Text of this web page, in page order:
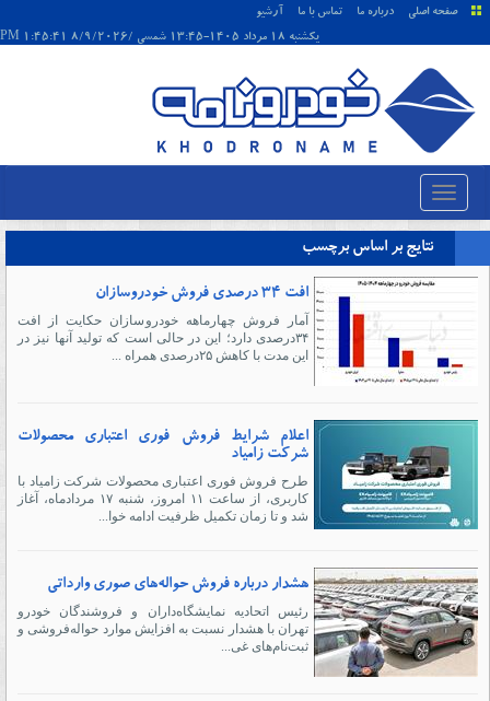
صفحه اصلی درباره ما تماس با ما
آرشیو
يکشنبه 18 مرداد 1405-13:45 شمسی /8/9/2026 1:45:41 PM
نتایج بر اساس برچسب
افت ۳۴ درصدی فروش خودروسازان
آمار فروش چهارماهه خودروسازان حکایت از افت
۳۴درصدی دارد؛ این در حالی ‌است که تولید آنها نیز در
این مدت با کاهش ۲۵درصدی همراه ...
اعلام شرایط فروش فوری اعتباری محصولات
شرکت زامیاد
طرح فروش فوری اعتباری محصولات شرکت زامیاد با
کاربری، از ساعت ۱۱ امروز، شنبه ۱۷ مردادماه، آغاز
شد و تا زمان تکمیل ظرفیت ادامه خوا...
هشدار درباره فروش حواله‌های صوری وارداتی
رئیس اتحادیه نمایشگاه‌داران و فروشندگان خودرو
تهران با هشدار نسبت به افزایش موارد حواله‌فروشی و
ثبت‌نام‌های غی...